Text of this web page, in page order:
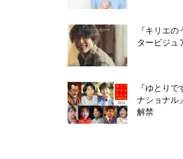
『キリエ
タービジュ
『ゆとり
ナショナル
解禁